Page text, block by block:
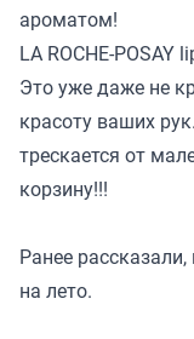
ароматом!
LA ROCHE-POSAY
Это уже даже не
красоту ваших
трескается от
корзину!!!
Ранее рассказали,
на лето.